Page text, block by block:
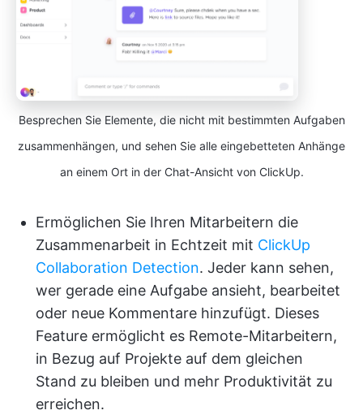
Besprechen Sie Elemente, die nicht mit bestimmten Aufgaben
zusammenhängen, und sehen Sie alle eingebetteten Anhänge
an einem Ort in der Chat-Ansicht von ClickUp.
Ermöglichen Sie Ihren Mitarbeitern die
Zusammenarbeit in Echtzeit mit ClickUp
Collaboration Detection. Jeder kann sehen,
wer gerade eine Aufgabe ansieht, bearbeitet
oder neue Kommentare hinzufügt. Dieses
Feature ermöglicht es Remote-Mitarbeitern,
in Bezug auf Projekte auf dem gleichen
Stand zu bleiben und mehr Produktivität zu
erreichen.